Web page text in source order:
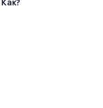
0 на основе 0 оценок